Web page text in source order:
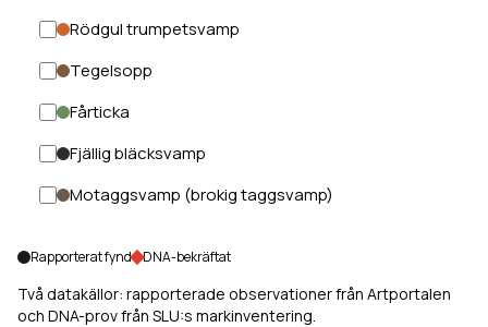
Rödgul trumpetsvamp
Tegelsopp
Fårticka
Fjällig bläcksvamp
Motaggsvamp (brokig taggsvamp)
Rapporterat fynd DNA-bekräftat
Två datakällor: rapporterade observationer från Artportalen
och DNA-prov från SLU:s markinventering.